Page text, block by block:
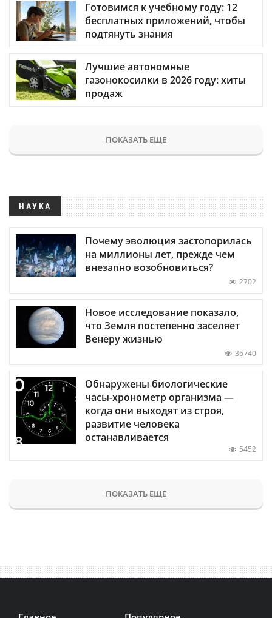
Готовимся к учебному году: 12
бесплатных приложений, чтобы
подтянуть знания
Лучшие автономные
газонокосилки в 2026 году: хиты
продаж
ПОКАЗАТЬ ЕЩЕ
НАУКА
Почему эволюция застопорилась
на миллионы лет, прежде чем
внезапно возобновиться?
2702
Новое исследование показало,
что Земля постепенно заселяет
Венеру жизнью
36740
Обнаружены биологические
часы-хронометр организма —
когда они выходят из строя,
развитие человека
останавливается
5452
ПОКАЗАТЬ ЕЩЕ